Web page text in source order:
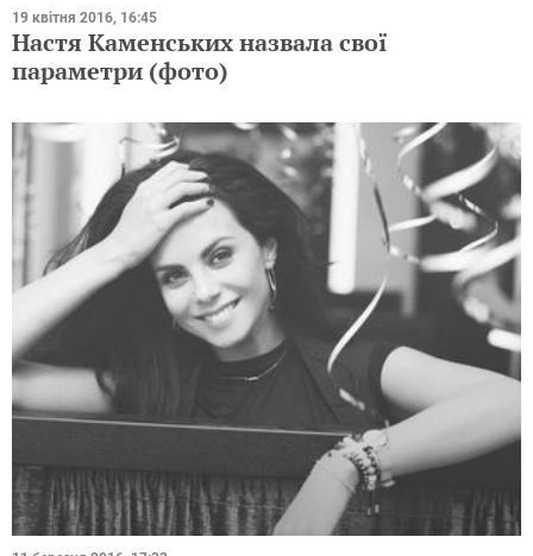
19 квітня 2016, 16:45
Настя Каменських назвала свої
параметри (фото)